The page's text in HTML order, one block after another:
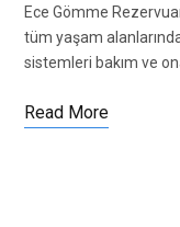
Ece Gömme
tüm yaşam
sistemleri bakım ve
Read More